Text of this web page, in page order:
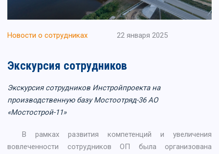
Новости о сотрудниках 22 января 2025
Экскурсия сотрудников
Экскурсия сотрудников Инстройпроекта на
производственную базу Мостоотряд-36 АО
«Мостострой-11»
В рамках развития компетенций и увеличения
вовлеченности сотрудников ОП была организована